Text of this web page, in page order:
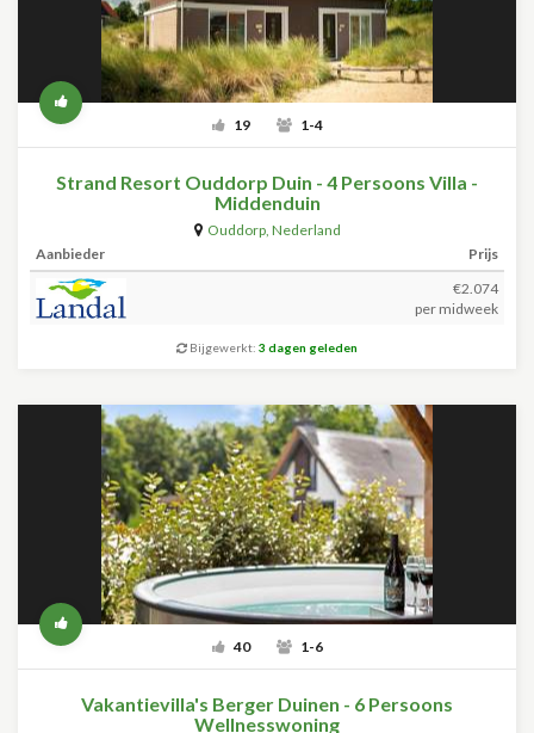
19 1-4
Strand Resort Ouddorp Duin - 4 Persoons Villa -
Middenduin
Ouddorp, Nederland
Aanbieder
Prijs
€2.074
per midweek
Bijgewerkt: 3 dagen geleden
40 1-6
Vakantievilla's Berger Duinen - 6 Persoons
Wellnesswoning